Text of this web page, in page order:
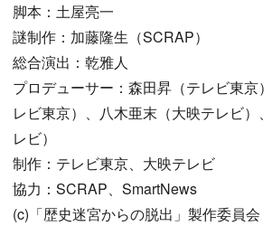
脚本：土屋亮一
謎制作：加藤隆生（SCRAP）
総合演出：乾雅人
プロデューサー：森田昇（テレビ東京
レビ東京）、八木亜末（大映テレビ）
レビ）
制作：テレビ東京、大映テレビ
協力：SCRAP、SmartNews
(c)「歴史迷宮からの脱出」製作委員会